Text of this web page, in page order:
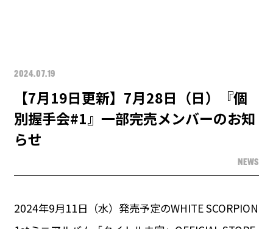
2024.07.19
【7月19日更新】7月28日（日）『個
別握手会#1』一部完売メンバーのお知
らせ
NEWS
2024年9月11日（水）発売予定のWHITE SCORPION